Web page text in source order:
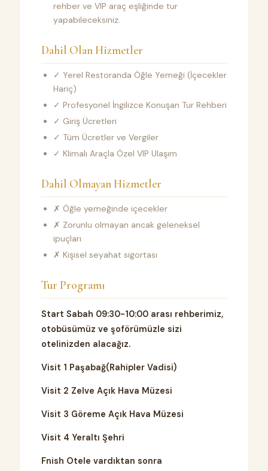
rehber ve VIP araç eşliğinde tur
yapabileceksiniz.
Dahil Olan Hizmetler
✓ Yerel Restoranda Öğle Yemeği (İçecekler
Hariç)
✓ Profesyonel İngilizce Konuşan Tur Rehberi
✓ Giriş Ücretleri
✓ Tüm Ücretler ve Vergiler
✓ Klimalı Araçla Özel VIP Ulaşım
Dahil Olmayan Hizmetler
✗ Öğle yemeğinde içecekler
✗ Zorunlu olmayan ancak geleneksel
ipuçları
✗ Kişisel seyahat sigortası
Tur Programı
Start Sabah 09:30-10:00 arası rehberimiz,
otobüsümüz ve şoförümüzle sizi
otelinizden alacağız.
Visit 1 Paşabağ(Rahipler Vadisi)
Visit 2 Zelve Açık Hava Müzesi
Visit 3 Göreme Açık Hava Müzesi
Visit 4 Yeraltı Şehri
Fnish Otele vardıktan sonra